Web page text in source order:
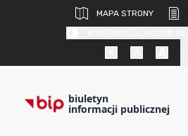
MAPA STRONY
biuletyn
informacji publicznej